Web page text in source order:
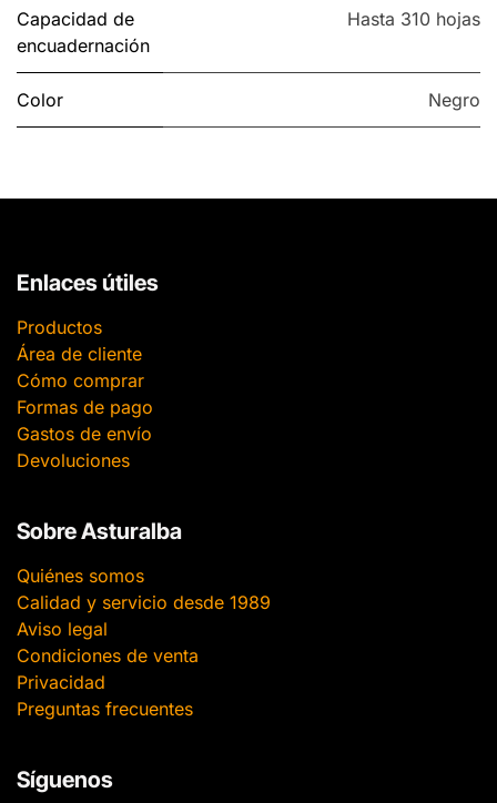
Capacidad de
encuadernación
Hasta 310 hojas
Color Negro
Enlaces útiles
Productos
Área de cliente
Cómo comprar
Formas de pago
Gastos de envío
Devoluciones
Sobre Asturalba
Quiénes somos
Calidad y servicio desde 1989
Aviso legal
Condiciones de venta
Privacidad
Preguntas frecuentes
Síguenos